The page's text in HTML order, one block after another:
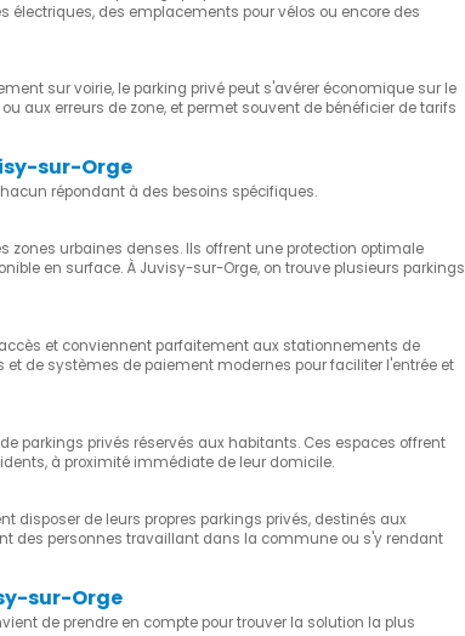
des emplacements pour vélos ou encore des
sur voirie, le parking privé peut s'avérer économique sur le
aux erreurs de zone, et permet souvent de bénéficier de tarifs
sur-Orge
répondant à des besoins spécifiques.
urbaines denses. Ils offrent une protection optimale
en surface. À Juvisy-sur-Orge, on trouve plusieurs parkings
et conviennent parfaitement aux stationnements de
de systèmes de paiement modernes pour faciliter l'entrée et
parkings privés réservés aux habitants. Ces espaces offrent
à proximité immédiate de leur domicile.
disposer de leurs propres parkings privés, destinés aux
des personnes travaillant dans la commune ou s'y rendant
sur-Orge
de prendre en compte pour trouver la solution la plus